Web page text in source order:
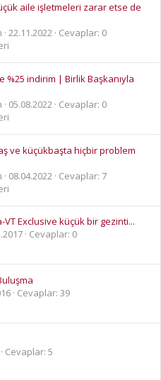
aile işletmeleri zarar etse de
22.11.2022 Cevaplar: 0
%25 indirim | Birlik Başkanıyla
05.08.2022 Cevaplar: 0
ve küçükbaşta hiçbir problem
08.04.2022 Cevaplar: 7
Exclusive küçük bir gezinti...
Cevaplar: 0
Cevaplar: 39
Cevaplar: 5